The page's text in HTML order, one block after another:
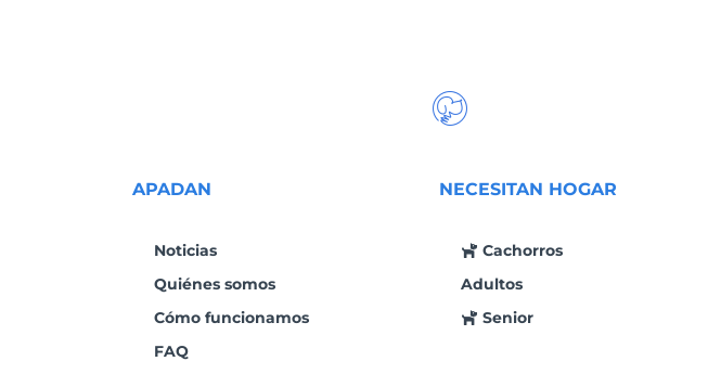
APADAN
Noticias
Quiénes somos
Cómo funcionamos
FAQ
NECESITAN HOGAR
Cachorros
Adultos
Senior